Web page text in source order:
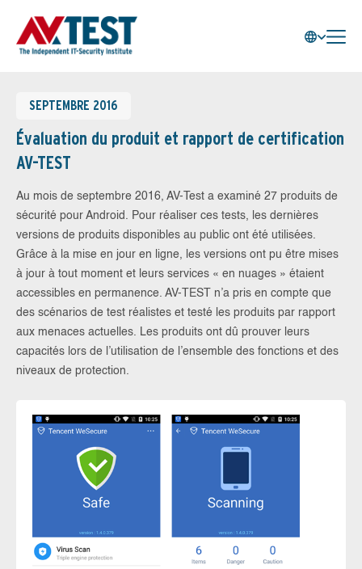
SEPTEMBRE 2016
Évaluation du produit et rapport de certification
AV-TEST
Au mois de septembre 2016, AV-Test a examiné 27 produits de
sécurité pour Android. Pour réaliser ces tests, les dernières
versions de produits disponibles au public ont été utilisées.
Grâce à la mise en jour en ligne, les versions ont pu être mises
à jour à tout moment et leurs services « en nuages » étaient
accessibles en permanence. AV-TEST n’a pris en compte que
des scénarios de test réalistes et testé les produits par rapport
aux menaces actuelles. Les produits ont dû prouver leurs
capacités lors de l’utilisation de l’ensemble des fonctions et des
niveaux de protection.